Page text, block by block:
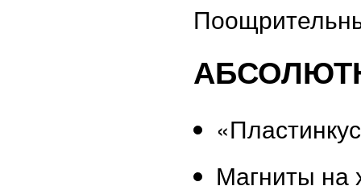
Магниты на